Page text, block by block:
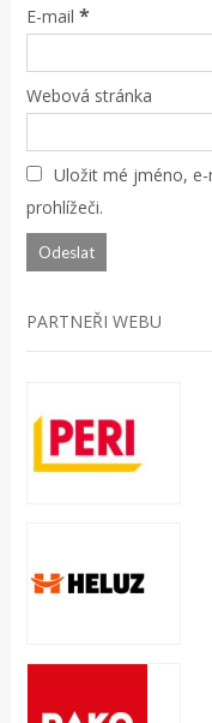
E-mail *
Webová stránka
Uložit mé jméno,
prohlížeči.
PARTNEŘI WEBU